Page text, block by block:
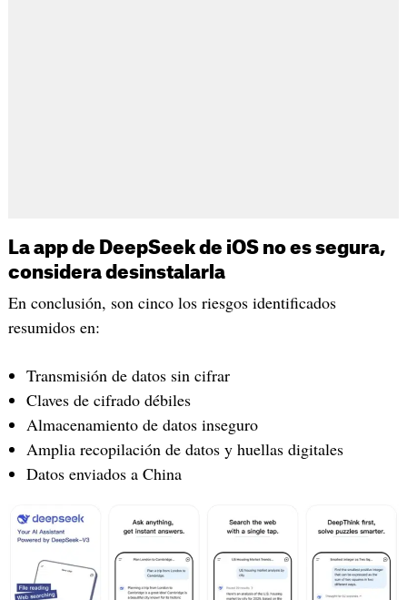
La app de DeepSeek de iOS no es segura,
considera desinstalarla
En conclusión, son cinco los riesgos identificados
resumidos en:
Transmisión de datos sin cifrar
Claves de cifrado débiles
Almacenamiento de datos inseguro
Amplia recopilación de datos y huellas digitales
Datos enviados a China